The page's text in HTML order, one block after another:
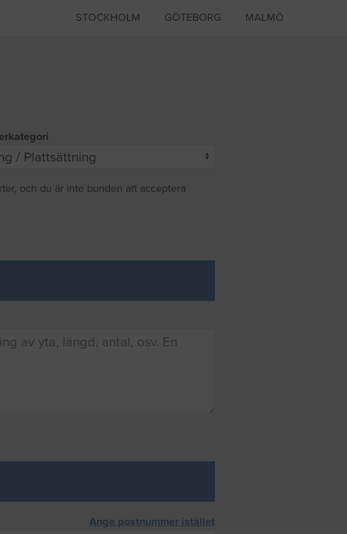
STOCKHOLM GÖTEBORG MALMÖ
och du är inte bunden att acceptera
Ange postnummer istället